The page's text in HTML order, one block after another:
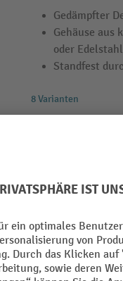
Gedämpfter
Gehäuse aus
oder Edelstahl
Standfest
8 Varianten
Inhalt 52 l
Deckel und
Gehäuse aus